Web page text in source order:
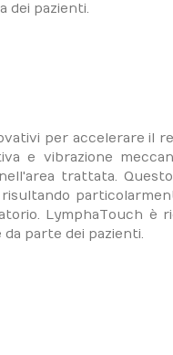
dei pazienti.
per accelerare il
e vibrazione
trattata.
LymphaTouch è
parte dei pazienti.